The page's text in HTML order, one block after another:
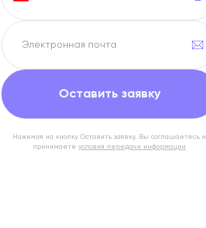
Оставить заявку
Нажимая на кнопку Оставить заявку, Вы соглашаетесь и
принимаете условия передачи информации